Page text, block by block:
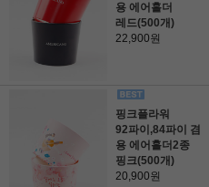
용 에어홀더
레드(500개)
22,900원
핑크플라워
92파이,84파이 겸
용 에어홀더2종
핑크(500개)
20,900원